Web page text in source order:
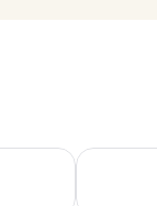
情況 查看本週